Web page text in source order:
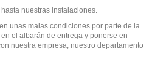
nuestras instalaciones.
unas malas condiciones por parte de la
el albarán de entrega y ponerse en
nuestra empresa, nuestro departamento